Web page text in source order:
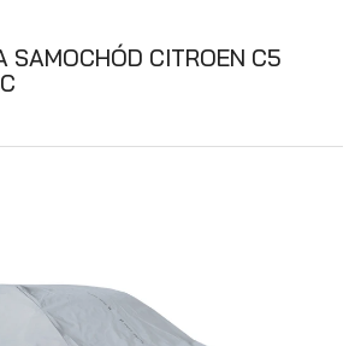
SAMOCHÓD CITROEN C5